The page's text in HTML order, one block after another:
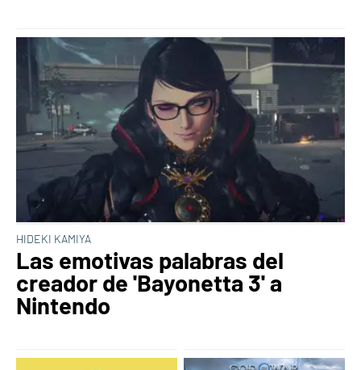
HIDEKI KAMIYA
Las emotivas palabras del
creador de 'Bayonetta 3' a
Nintendo